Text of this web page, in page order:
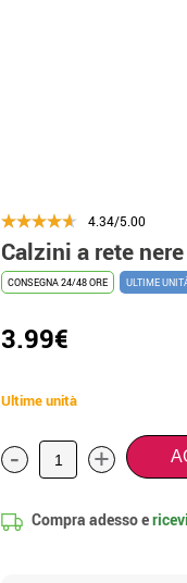
4.34/5.00
Calzini a rete nere
CONSEGNA 24/48 ORE ULTIME
3.99€
Ultime unità
- +
Compra adesso e